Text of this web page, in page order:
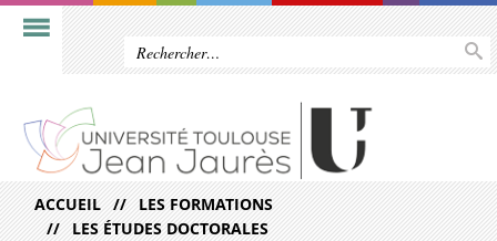
ACCUEIL
LES FORMATIONS
LES ÉTUDES DOCTORALES